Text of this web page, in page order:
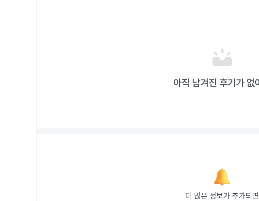
upcoming
아직 남겨진 후기가 없
더 많은 정보가 추가되면